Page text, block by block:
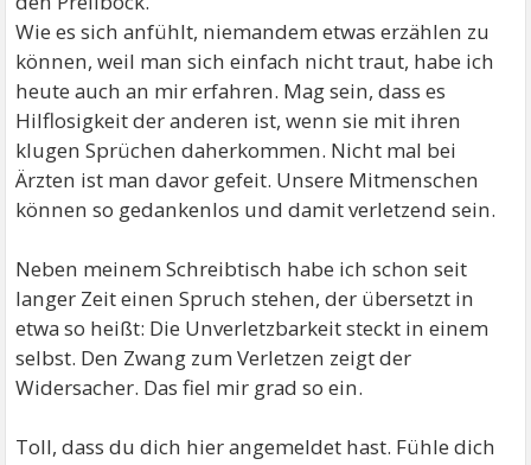
Wie es sich anfühlt, niemandem etwas erzählen zu
können, weil man sich einfach nicht traut, habe ich
heute auch an mir erfahren. Mag sein, dass es
Hilflosigkeit der anderen ist, wenn sie mit ihren
klugen Sprüchen daherkommen. Nicht mal bei
Ärzten ist man davor gefeit. Unsere Mitmenschen
können so gedankenlos und damit verletzend sein.
Neben meinem Schreibtisch habe ich schon seit
langer Zeit einen Spruch stehen, der übersetzt in
etwa so heißt: Die Unverletzbarkeit steckt in einem
selbst. Den Zwang zum Verletzen zeigt der
Widersacher. Das fiel mir grad so ein.
Toll, dass du dich hier angemeldet hast. Fühle dich